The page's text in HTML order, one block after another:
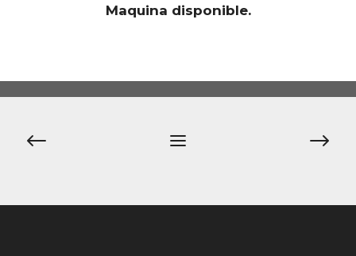
Maquina disponible.
Navegación